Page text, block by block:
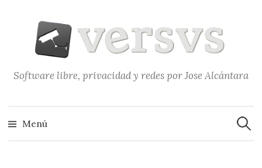
contenido
Software libre, privacidad y redes por Jose Alcántara
Menú